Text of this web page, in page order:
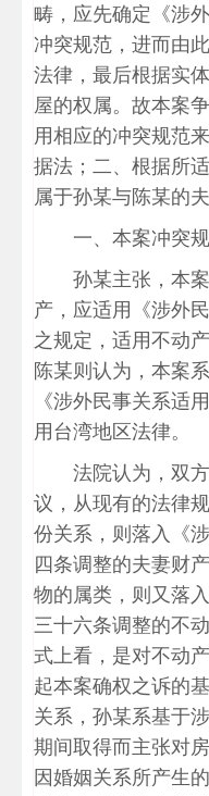
畴，应先确定《涉
冲突规范，进而由
法律，最后根据实
屋的权属。故本案
用相应的冲突规范
据法；二、根据所
属于孙某与陈某的
一、本案冲突
孙某主张，本
产，应适用《涉外
之规定，适用不动
陈某则认为，本案
《涉外民事关系适
用台湾地区法律。
法院认为，双
议，从现有的法律
份关系，则落入《
四条调整的夫妻财
物的属类，则又落
三十六条调整的不
式上看，是对不动
起本案确权之诉的
关系，孙某系基于
期间取得而主张对
因婚姻关系所产生